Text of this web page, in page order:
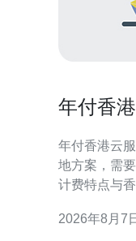
年付香
年付香港云
地方案，需
计费特点与
机或最小影响下完成落地
2026年8月7